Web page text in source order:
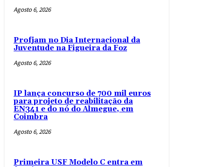
Agosto 6, 2026
Profjam no Dia Internacional da
Juventude na Figueira da Foz
Agosto 6, 2026
IP lança concurso de 700 mil euros
para projeto de reabilitação da
EN341 e do nó do Almegue, em
Coimbra
Agosto 6, 2026
Primeira USF Modelo C entra em